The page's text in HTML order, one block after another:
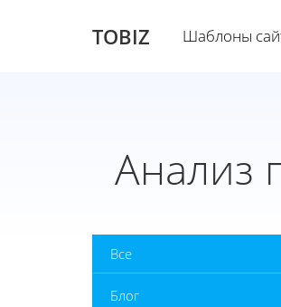
TOBIZ Шаблоны
Анализ
Все
Блог